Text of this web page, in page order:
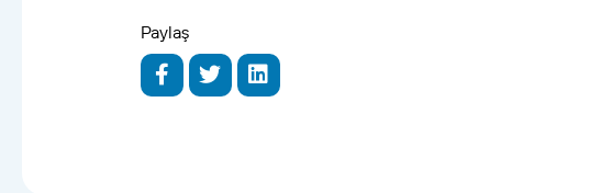
Paylaş